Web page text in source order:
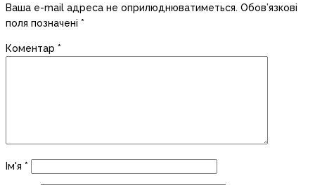
Ваша e-mail адреса не оприлюднюватиметься. Обов’язкові
поля позначені *
Коментар *
Ім'я *